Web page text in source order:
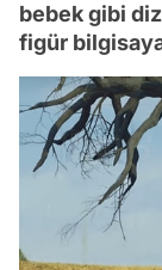
bebek gibi
figür